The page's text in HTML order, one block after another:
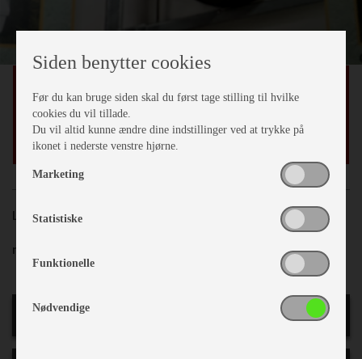
reservehjulsholder
kr300,-
Lager nr.:
reservehjulsholder under vognen.
Siden benytter cookies
Før du kan bruge siden skal du først tage stilling til hvilke
cookies du vil tillade.
Du vil altid kunne ændre dine indstillinger ved at trykke på
ikonet i nederste venstre hjørne.
Marketing
Statistiske
Funktionelle
Nødvendige